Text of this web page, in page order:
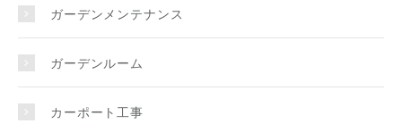
ガーデンメンテナンス
ガーデンルーム
カーポート工事